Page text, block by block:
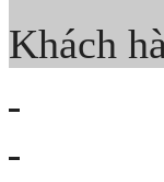
Khách